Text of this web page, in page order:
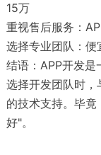
15万
重视售后服务：
选择专业团队：便
结语：APP开发是
选择开发团队时
的技术支持。毕
好"。